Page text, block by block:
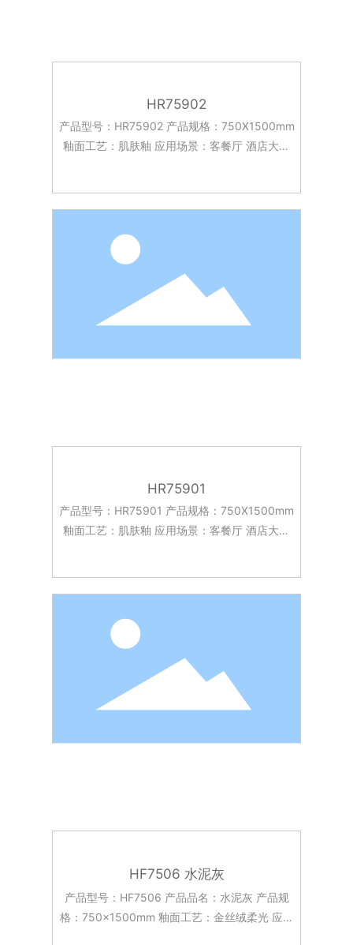
HR75902
产品型号：HR75902 产品规格：750X1500mm
釉面工艺：肌肤釉 应用场景：客餐厅 酒店大堂
HR75901
产品型号：HR75901 产品规格：750X1500mm
釉面工艺：肌肤釉 应用场景：客餐厅 酒店大堂
HF7506 水泥灰
产品型号：HF7506 产品品名：水泥灰 产品规
格：750x1500mm 釉面工艺：金丝绒柔光 应用